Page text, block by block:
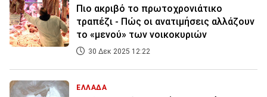
Πιο ακριβό το πρωτοχρονιάτικο
τραπέζι - Πώς οι ανατιμήσεις αλλάζουν
το «μενού» των νοικοκυριών
30 Δεκ 2025 12:22
ΕΛΛΑΔΑ